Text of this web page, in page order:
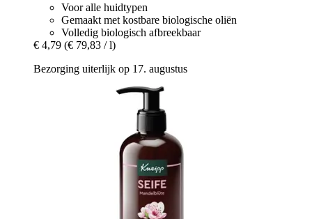
Voor alle huidtypen
Gemaakt met kostbare biologische oliën
Volledig biologisch afbreekbaar
€ 4,79 (€ 79,83 / l)
Bezorging uiterlijk op 17. augustus